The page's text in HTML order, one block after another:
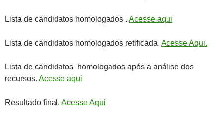
Lista de candidatos homologados . Acesse aqui
Lista de candidatos homologados retificada. Acesse Aqui.
Lista de candidatos homologados após a análise dos
recursos. Acesse aqui
Resultado final. Acesse Aqui